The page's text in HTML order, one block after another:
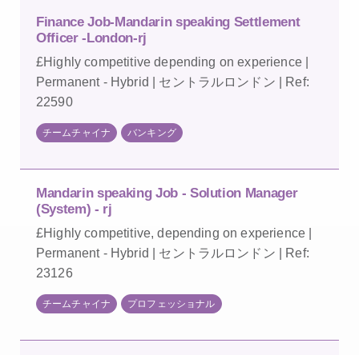
Finance Job-Mandarin speaking Settlement
Officer -London-rj
£Highly competitive depending on experience |
Permanent - Hybrid | セントラルロンドン | Ref:
22590
チームチャイナ バンキング
Mandarin speaking Job - Solution Manager
(System) - rj
£Highly competitive, depending on experience |
Permanent - Hybrid | セントラルロンドン | Ref:
23126
チームチャイナ プロフェッショナル